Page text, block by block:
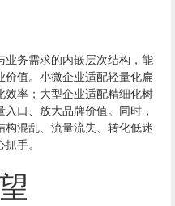
务需求的内嵌层次结构，能
值。小微企业适配轻量化扁
率；大型企业适配精细化树
口、放大品牌价值。同时，
混乱、流量流失、转化低迷
手。